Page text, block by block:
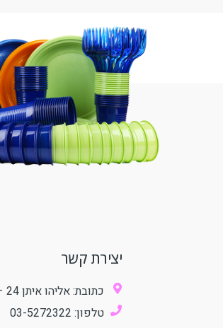
יצירת קשר
כתובת: אליהו איתן 24 – ראשון לציון
טלפון: 03-5272322